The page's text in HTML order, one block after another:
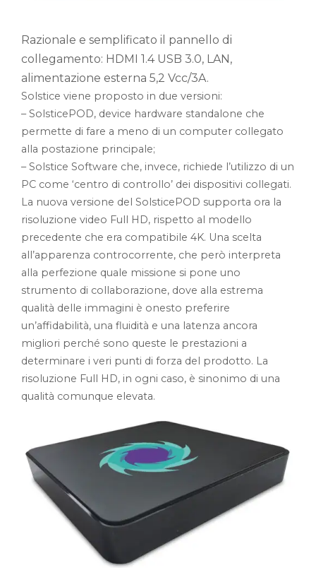
Razionale e semplificato il pannello di
collegamento: HDMI 1.4 USB 3.0, LAN,
alimentazione esterna 5,2 Vcc/3A.
Solstice viene proposto in due versioni:
– SolsticePOD, device hardware standalone che
permette di fare a meno di un computer collegato
alla postazione principale;
– Solstice Software che, invece, richiede l’utilizzo di un
PC come ‘centro di controllo’ dei dispositivi collegati.
La nuova versione del SolsticePOD supporta ora la
risoluzione video Full HD, rispetto al modello
precedente che era compatibile 4K. Una scelta
all’apparenza controcorrente, che però interpreta
alla perfezione quale missione si pone uno
strumento di collaborazione, dove alla estrema
qualità delle immagini è onesto preferire
un’affidabilità, una fluidità e una latenza ancora
migliori perché sono queste le prestazioni a
determinare i veri punti di forza del prodotto. La
risoluzione Full HD, in ogni caso, è sinonimo di una
qualità comunque elevata.